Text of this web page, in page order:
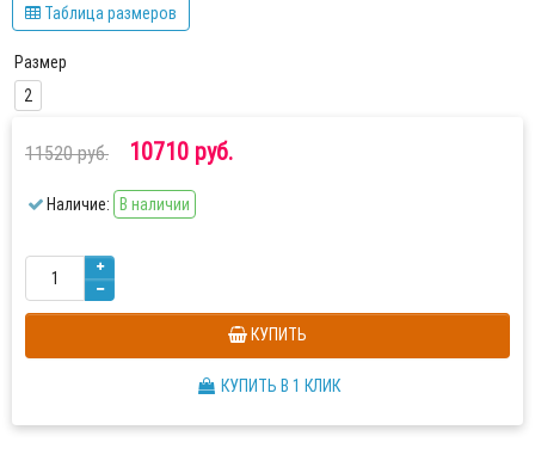
Таблица размеров
Размер
2
11520 руб. 10710 руб.
Наличие: В наличии
КУПИТЬ
КУПИТЬ В 1 КЛИК